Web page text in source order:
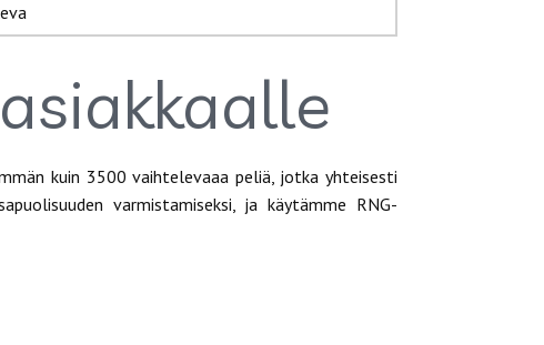
kuin 3500 vaihtelevaaa peliä, jotka yhteisesti
varmistamiseksi, ja käytämme RNG-